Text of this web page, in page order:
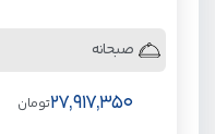
صبحانه
27,917,350تومان